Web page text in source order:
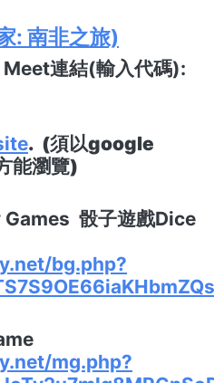
: 南非之旅)
連結(輸入代碼):
. (須以google
能瀏覽)
骰子遊戲Dice
bg.php?
mg.php?